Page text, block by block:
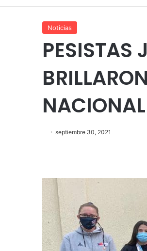
Noticias
PESISTAS
NACIONAL
septiembre 30, 2021